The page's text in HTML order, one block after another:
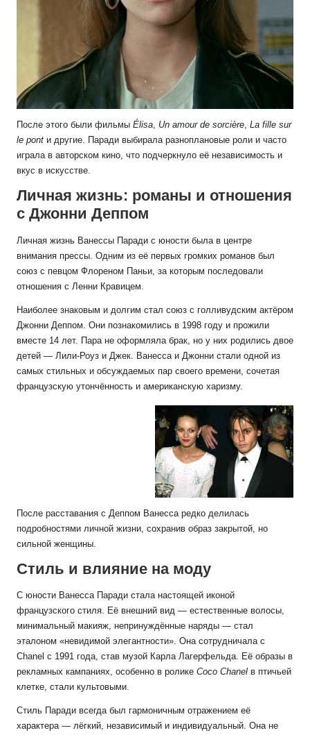
После этого были фильмы Élisa, Un amour de sorcière, La fille sur
le pont и другие. Паради выбирала разноплановые роли и часто
играла в авторском кино, что подчеркнуло её независимость и
вкус в искусстве.
Личная жизнь: романы и отношения
с Джонни Деппом
Личная жизнь Ванессы Паради с юности была в центре
внимания прессы. Одним из её первых громких романов был
союз с певцом Флореном Паньи, за которым последовали
отношения с Ленни Кравицем.
Наиболее знаковым и долгим стал союз с голливудским актёром
Джонни Деппом. Они познакомились в 1998 году и прожили
вместе 14 лет. Пара не оформляла брак, но у них родились двое
детей — Лили-Роуз и Джек. Ванесса и Джонни стали одной из
самых стильных и обсуждаемых пар своего времени, сочетая
французскую утончённость и американскую харизму.
После расставания с Деппом Ванесса редко делилась
подробностями личной жизни, сохранив образ закрытой, но
сильной женщины.
Стиль и влияние на моду
С юности Ванесса Паради стала настоящей иконой
французского стиля. Её внешний вид — естественные волосы,
минимальный макияж, непринуждённые наряды — стал
эталоном «невидимой элегантности». Она сотрудничала с
Chanel с 1991 года, став музой Карла Лагерфельда. Её образы в
рекламных кампаниях, особенно в ролике Coco Chanel в птичьей
клетке, стали культовыми.
Стиль Паради всегда был гармоничным отражением её
характера — лёгкий, независимый и индивидуальный. Она не